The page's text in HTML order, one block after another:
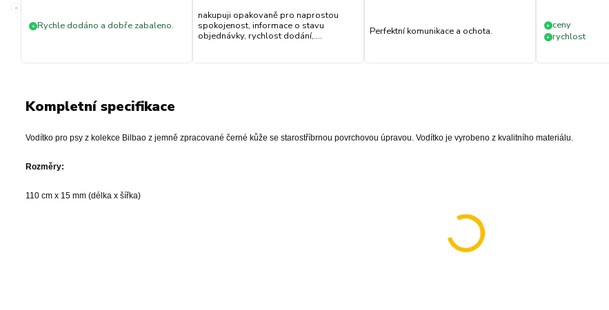
«
+ Rychle dodáno a dobře zabaleno.
nakupuji opakovaně pro naprostou
spokojenost, informace o stavu
objednávky, rychlost dodání,....
Perfektní komunikace a ochota. + ceny
+ rychlost
Kompletní specifikace
Vodítko pro psy z kolekce Bilbao z jemně zpracované černé kůže se starostříbrnou povrchovou úpravou. Vodítko je vyrobeno z kvalitního materiálu.
Rozměry:
110 cm x 15 mm (délka x šířka)